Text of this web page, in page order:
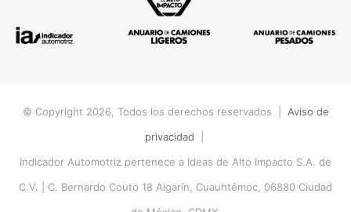
© Copyright 2026, Todos los derechos reservados | Aviso de
privacidad
Indicador Automotriz pertenece a Ideas de Alto Impacto S.A. de
C.V. | C. Bernardo Couto 18 Algarín, Cuauhtémoc, 06880 Ciudad